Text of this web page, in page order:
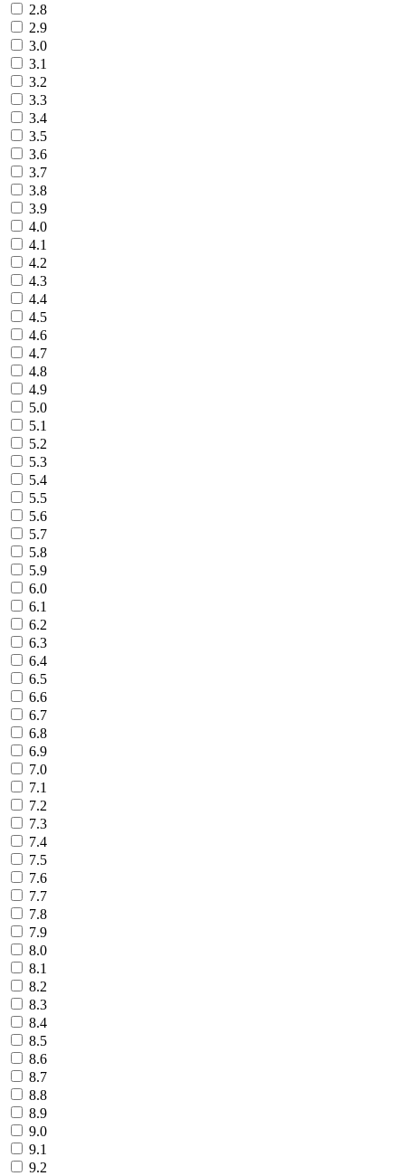
2.8
2.9
3.0
3.1
3.2
3.3
3.4
3.5
3.6
3.7
3.8
3.9
4.0
4.1
4.2
4.3
4.4
4.5
4.6
4.7
4.8
4.9
5.0
5.1
5.2
5.3
5.4
5.5
5.6
5.7
5.8
5.9
6.0
6.1
6.2
6.3
6.4
6.5
6.6
6.7
6.8
6.9
7.0
7.1
7.2
7.3
7.4
7.5
7.6
7.7
7.8
7.9
8.0
8.1
8.2
8.3
8.4
8.5
8.6
8.7
8.8
8.9
9.0
9.1
9.2